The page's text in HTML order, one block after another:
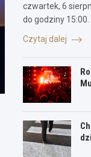
czwartek, 6
do godziny 15:00.
Czytaj dalej